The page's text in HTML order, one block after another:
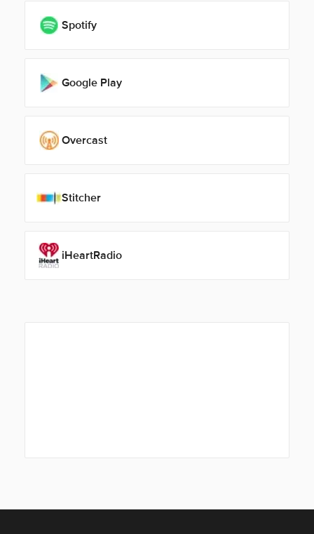
Spotify
Google Play
Overcast
Stitcher
iHeartRadio